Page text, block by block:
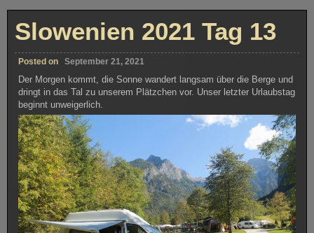
Slowenien 2021 Tag 13
Posted on September 21, 2021
Der Morgen kommt, die Sonne wandert langsam über die Berge und
dringt in das Tal zu unserem Plätzchen vor. Unser letzter Urlaubstag
beginnt unweigerlich.